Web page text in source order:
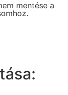
mentése a